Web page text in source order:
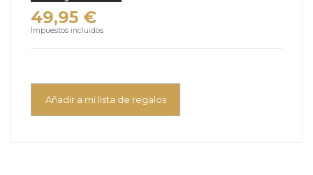
49,95 €
Impuestos incluidos
Añadir a mi lista de regalos